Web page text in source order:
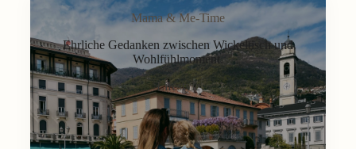
Mama & Me-Time
Ehrliche Gedanken zwischen Wickeltisch und
Wohlfühlmoment.
Lifestyle